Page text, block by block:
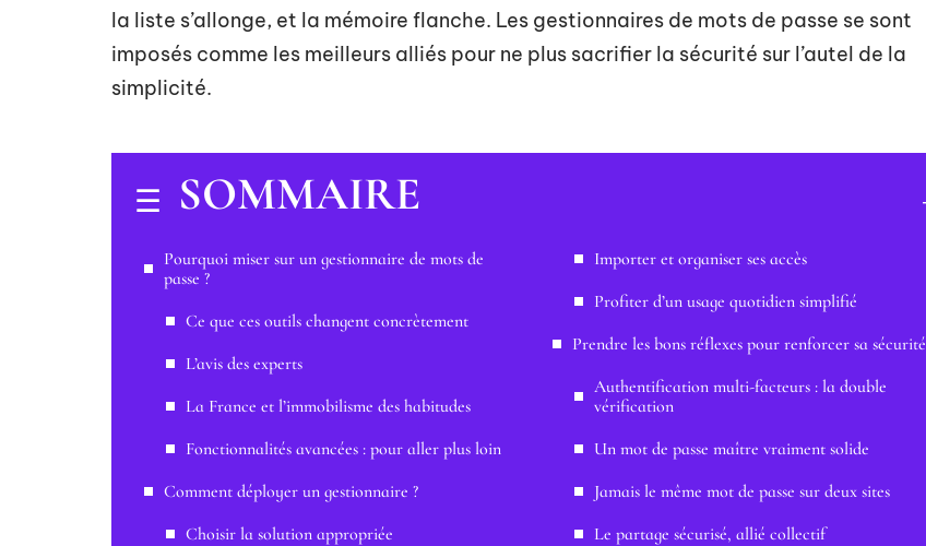
la liste s’allonge, et la mémoire flanche. Les gestionnaires de mots de passe se sont
imposés comme les meilleurs alliés pour ne plus sacrifier la sécurité sur l’autel de la
simplicité.
SOMMAIRE
Pourquoi miser sur un gestionnaire de mots de
passe ?
Ce que ces outils changent concrètement
L’avis des experts
La France et l’immobilisme des habitudes
Fonctionnalités avancées : pour aller plus loin
Comment déployer un gestionnaire ?
Choisir la solution appropriée
Importer et organiser ses accès
Profiter d’un usage quotidien simplifié
Prendre les bons réflexes pour renforcer sa sécurité
Authentification multi-facteurs : la double
vérification
Un mot de passe maître vraiment solide
Jamais le même mot de passe sur deux sites
Le partage sécurisé, allié collectif